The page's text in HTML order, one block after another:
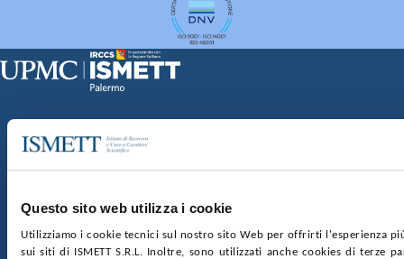
Questo sito web utilizza i cookie
Utilizziamo i cookie tecnici sul nostro sito Web per offrirti l'esperienza
sui siti di ISMETT S.R.L. Inoltre, sono utilizzati anche cookies di terze
Via Discesa dei Giudici 4 90133 Palermo
nr. REA PA-201818 P.I. 04544550827